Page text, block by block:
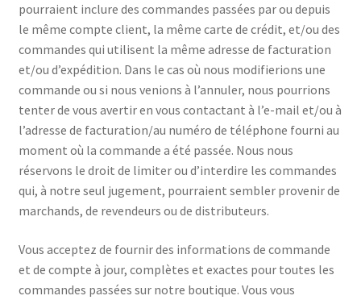
pourraient inclure des commandes passées par ou depuis
le même compte client, la même carte de crédit, et/ou des
commandes qui utilisent la même adresse de facturation
et/ou d’expédition. Dans le cas où nous modifierions une
commande ou si nous venions à l’annuler, nous pourrions
tenter de vous avertir en vous contactant à l’e-mail et/ou à
l’adresse de facturation/au numéro de téléphone fourni au
moment où la commande a été passée. Nous nous
réservons le droit de limiter ou d’interdire les commandes
qui, à notre seul jugement, pourraient sembler provenir de
marchands, de revendeurs ou de distributeurs.
Vous acceptez de fournir des informations de commande
et de compte à jour, complètes et exactes pour toutes les
commandes passées sur notre boutique. Vous vous